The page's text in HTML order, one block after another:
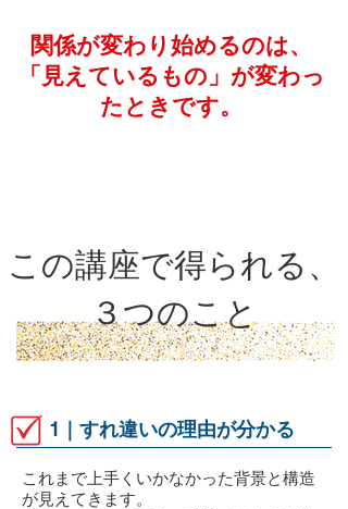
関係が変わり始めるのは、
「見えているもの」が変わっ
たときです。
この講座で得られる、
３つのこと
1｜すれ違いの理由が分かる
これまで上手くいかなかった背景と構造
が見えてきます。